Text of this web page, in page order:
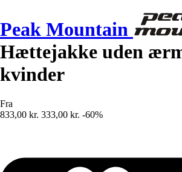
Peak Mountain
Hættejakke uden
kvinder
Fra
833,00 kr. 333,00 kr. -60%